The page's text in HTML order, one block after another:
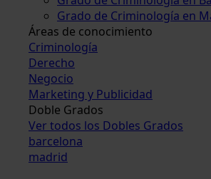
Grado de Criminología en
Áreas de conocimiento
Criminología
Derecho
Negocio
Marketing y Publicidad
Doble Grados
Ver todos los Dobles Grados
barcelona
madrid